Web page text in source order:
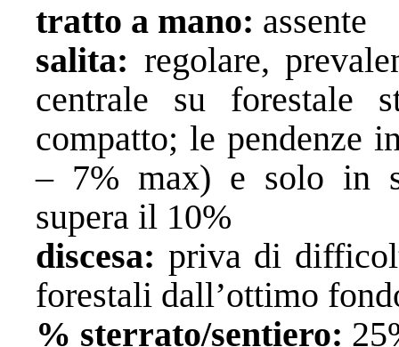
tratto a mano: assente
salita: regolare,
centrale su forestale
compatto; le pendenze
– 7% max) e solo in
supera il 10%
discesa: priva di
forestali dall’ottimo
% sterrato/sentiero: